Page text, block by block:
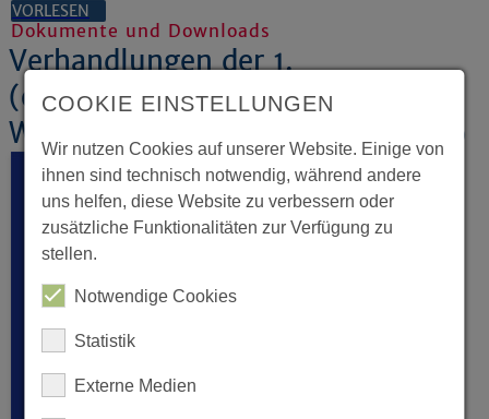
VORLESEN
Dokumente und Downloads
Verhandlungen der 1.
(ordentlichen) Tagung der 18.
Westfälischen Landessynode 2016
COOKIE EINSTELLUNGEN
Wir nutzen Cookies auf unserer Website. Einige von
ihnen sind technisch notwendig, während andere
uns helfen, diese Website zu verbessern oder
zusätzliche Funktionalitäten zur Verfügung zu
stellen.
Notwendige Cookies
Statistik
Externe Medien